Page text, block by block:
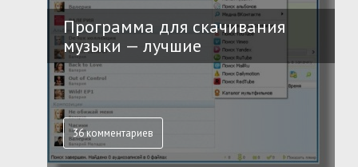
Программа для скачивания
музыки — лучшие
36 комментариев